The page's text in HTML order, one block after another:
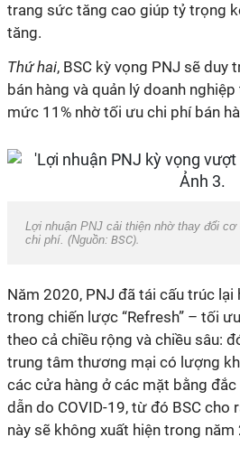
trang sức tăng cao giúp tỷ trọng
tăng.
Thứ hai, BSC kỳ vọng PNJ sẽ duy
bán hàng và quản lý doanh
mức 11% nhờ tối ưu chi phí bán
Lợi nhuận PNJ cải thiện nhờ thay đổi
chi phí. (Nguồn: BSC).
Năm 2020, PNJ đã tái cấu trúc lại
trong chiến lược “Refresh” – tối
theo cả chiều rộng và chiều sâu:
trung tâm thương mại có lượng
các cửa hàng ở các mặt bằng
dẫn do COVID-19, từ đó BSC cho
này sẽ không xuất hiện trong năm